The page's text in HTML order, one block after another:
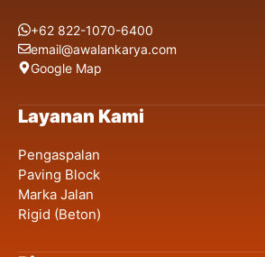
+62 822-1070-6400
email@awalankarya.com
Google Map
Layanan Kami
Pengaspalan
Paving Block
Marka Jalan
Rigid (Beton)